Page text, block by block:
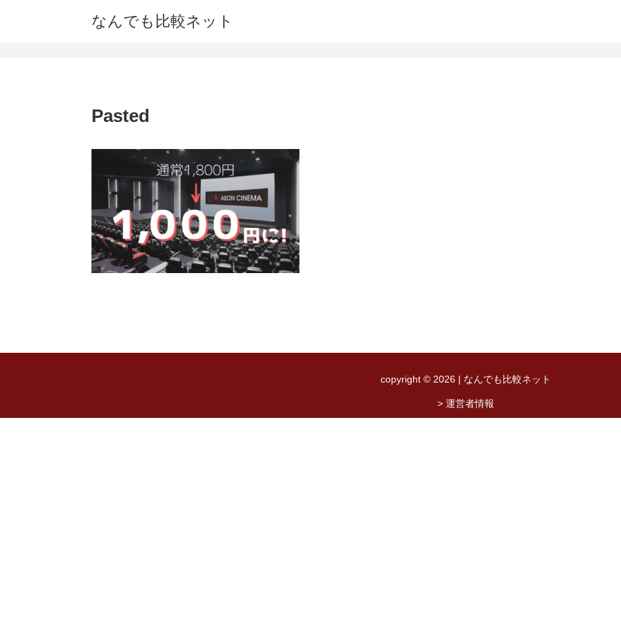
なんでも比較ネット
Pasted
copyright © 2026 | なんでも比較ネット
> 運営者情報